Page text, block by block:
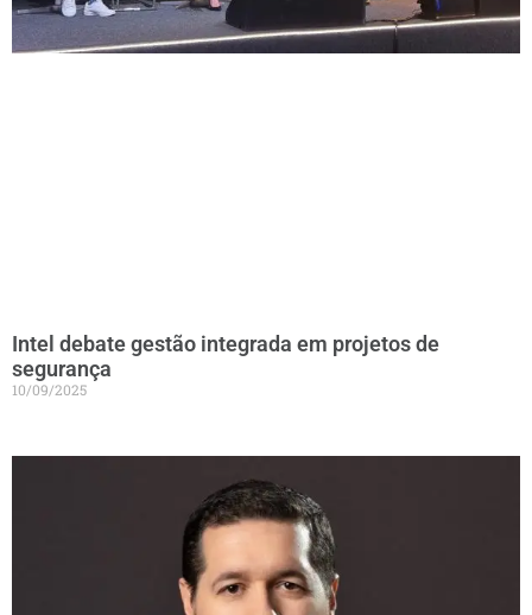
Intel debate gestão integrada em projetos de
segurança
10/09/2025